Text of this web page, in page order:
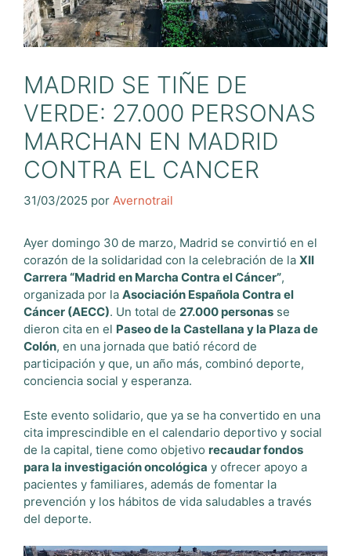
MADRID SE TIÑE DE
VERDE: 27.000 PERSONAS
MARCHAN EN MADRID
CONTRA EL CANCER
31/03/2025 por Avernotrail
Ayer domingo 30 de marzo, Madrid se convirtió en el
corazón de la solidaridad con la celebración de la XII
Carrera “Madrid en Marcha Contra el Cáncer”,
organizada por la Asociación Española Contra el
Cáncer (AECC). Un total de 27.000 personas se
dieron cita en el Paseo de la Castellana y la Plaza de
Colón, en una jornada que batió récord de
participación y que, un año más, combinó deporte,
conciencia social y esperanza.
Este evento solidario, que ya se ha convertido en una
cita imprescindible en el calendario deportivo y social
de la capital, tiene como objetivo recaudar fondos
para la investigación oncológica y ofrecer apoyo a
pacientes y familiares, además de fomentar la
prevención y los hábitos de vida saludables a través
del deporte.